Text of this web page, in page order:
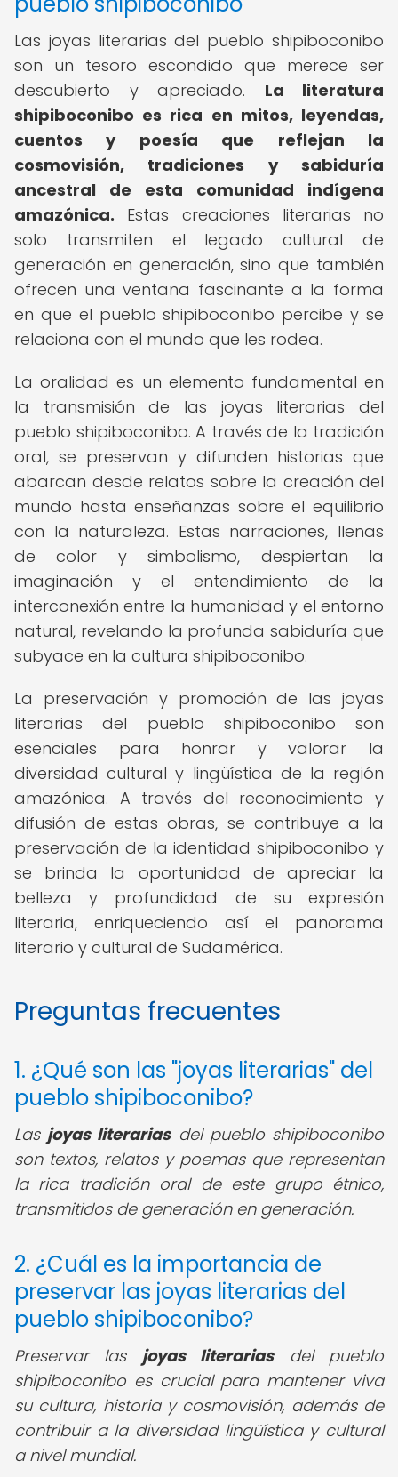
Las joyas literarias del pueblo shipiboconibo
son un tesoro escondido que merece ser
descubierto y apreciado. La literatura
shipiboconibo es rica en mitos, leyendas,
cuentos y poesía que reflejan la
cosmovisión, tradiciones y sabiduría
ancestral de esta comunidad indígena
amazónica. Estas creaciones literarias no
solo transmiten el legado cultural de
generación en generación, sino que también
ofrecen una ventana fascinante a la forma
en que el pueblo shipiboconibo percibe y se
relaciona con el mundo que les rodea.
La oralidad es un elemento fundamental en
la transmisión de las joyas literarias del
pueblo shipiboconibo. A través de la tradición
oral, se preservan y difunden historias que
abarcan desde relatos sobre la creación del
mundo hasta enseñanzas sobre el equilibrio
con la naturaleza. Estas narraciones, llenas
de color y simbolismo, despiertan la
imaginación y el entendimiento de la
interconexión entre la humanidad y el entorno
natural, revelando la profunda sabiduría que
subyace en la cultura shipiboconibo.
La preservación y promoción de las joyas
literarias del pueblo shipiboconibo son
esenciales para honrar y valorar la
diversidad cultural y lingüística de la región
amazónica. A través del reconocimiento y
difusión de estas obras, se contribuye a la
preservación de la identidad shipiboconibo y
se brinda la oportunidad de apreciar la
belleza y profundidad de su expresión
literaria, enriqueciendo así el panorama
literario y cultural de Sudamérica.
Preguntas frecuentes
1. ¿Qué son las "joyas literarias" del
pueblo shipiboconibo?
Las joyas literariasdel pueblo shipiboconibo
son textos, relatos y poemas que representan
la rica tradición oral de este grupo étnico,
transmitidos de generación en generación.
2. ¿Cuál es la importancia de
preservar las joyas literarias del
pueblo shipiboconibo?
Preservar las joyas literariasdel pueblo
shipiboconibo es crucial para mantener viva
su cultura, historia y cosmovisión, además de
contribuir a la diversidad lingüística y cultural
a nivel mundial.